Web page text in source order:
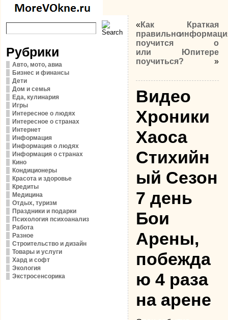
Рубрики
Авто, мото, авиа
Бизнес и финансы
Дети
Дом и семья
Еда, кулинария
Игры
Интересное о людях
Интересное о странах
Интернет
Информация
Информация о людях
Информация о странах
Кино
Кондиционеры
Красота и здоровье
Кредиты
Медицина
Отдых, туризм
Праздники и подарки
Психология психоанализ
Работа
Разное
Строительство и дизайн
Товары и услуги
Хард и софт
Экология
Экстросенсорика
«Как
правильно
поучится
или
поучиться?
Краткая
о
Юпитере
»
Видео
Хроники
Хаоса
Стихийн
ый Сезон
7 день
Бои
Арены,
побежда
ю 4 раза
на арене